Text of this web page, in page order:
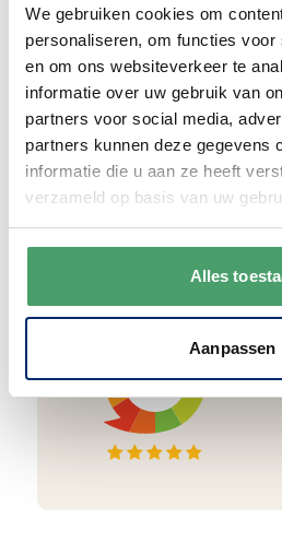
We gebruiken cookies om
personaliseren, om functies voor
en om ons websiteverkeer te
informatie over uw gebruik van
partners voor social media,
partners kunnen deze gegevens
informatie die u aan ze heeft
verzameld op basis van uw
Alles
Aanpassen
en duurzaam met
papier.Vanaf € 55,-
ook nog eens helemaal
Goede
klanten. 9+